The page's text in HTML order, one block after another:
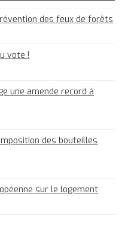
des feux de forêts
vote !
une amende record à
des bouteilles
sur le logement